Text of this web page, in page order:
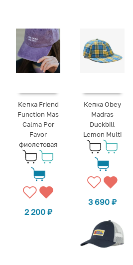
Кепка Friend
Function Mas
Calma Por
Favor
фиолетовая
2 200 ₽
Кепка Obey
Madras
Duckbill
Lemon Multi
3 690 ₽